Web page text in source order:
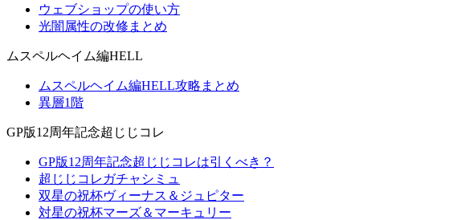
ウェブショップの使い方
光闇属性の改修まとめ
ムスペルヘイム編HELL
ムスペルヘイム編HELL攻略まとめ
異層1階
GP版12周年記念超じじコレ
GP版12周年記念超じじコレは引くべき？
超じじコレガチャシミュ
双星の祝杯ヴィーナス＆ジュピター
対星の祝杯マーズ＆マーキュリー